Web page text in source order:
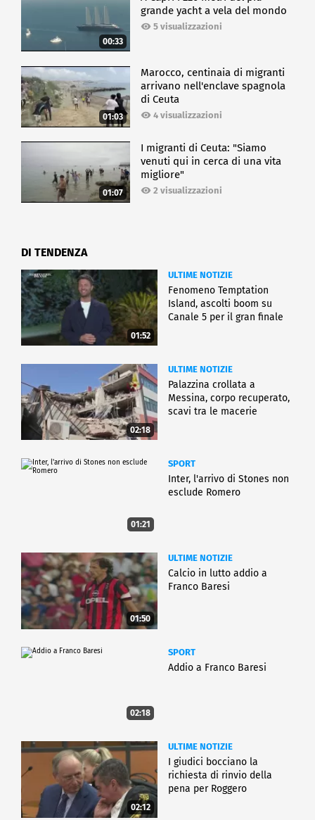
00:33
grande yacht a vela del mondo
5 visualizzazioni
01:03
Marocco, centinaia di migranti
arrivano nell'enclave spagnola
di Ceuta
4 visualizzazioni
01:07
I migranti di Ceuta: "Siamo
venuti qui in cerca di una vita
migliore"
2 visualizzazioni
DI TENDENZA
01:52
ULTIME NOTIZIE
Fenomeno Temptation
Island, ascolti boom su
Canale 5 per il gran finale
02:18
ULTIME NOTIZIE
Palazzina crollata a
Messina, corpo recuperato,
scavi tra le macerie
01:21
SPORT
Inter, l'arrivo di Stones non
esclude Romero
01:50
ULTIME NOTIZIE
Calcio in lutto addio a
Franco Baresi
02:18
SPORT
Addio a Franco Baresi
02:12
ULTIME NOTIZIE
I giudici bocciano la
richiesta di rinvio della
pena per Roggero